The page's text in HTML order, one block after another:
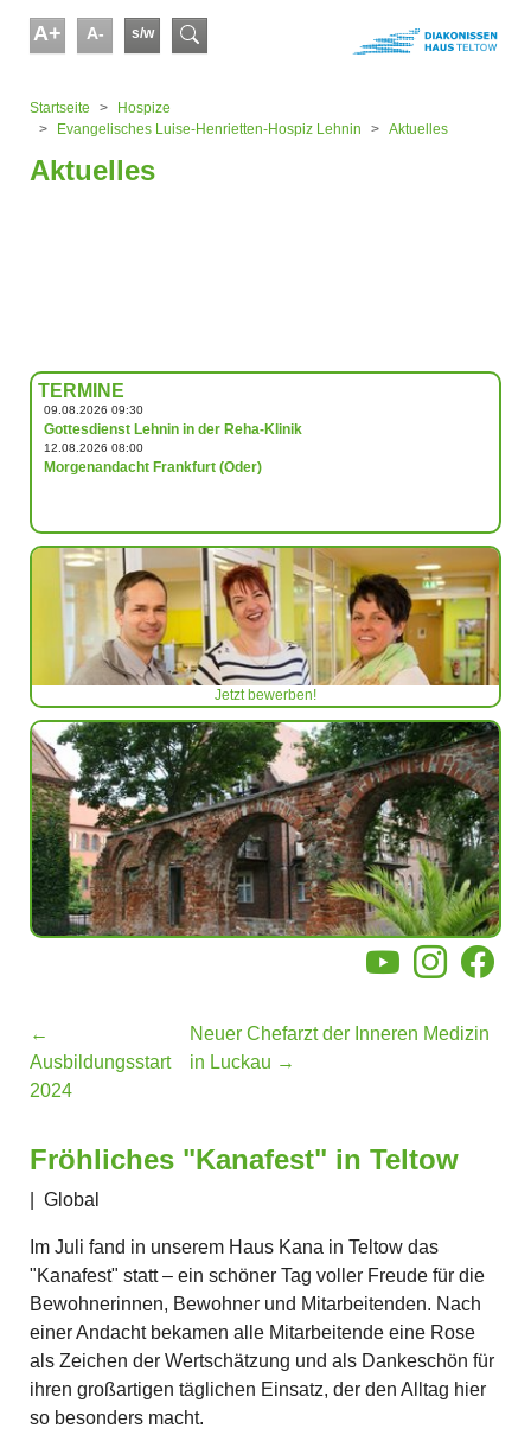
A+ A- s/w Suchformular
Startseite
Hospize
Evangelisches Luise-Henrietten-Hospiz Lehnin
Aktuelles
Aktuelles
TERMINE
09.08.2026 09:30
Gottesdienst Lehnin in der Reha-Klinik
12.08.2026 08:00
Morgenandacht Frankfurt (Oder)
Jetzt bewerben!
YouTubeInstagram
←
Ausbildungsstart
2024
Neuer Chefarzt der Inneren Medizin
in Luckau →
Fröhliches "Kanafest" in Teltow
Global
Im Juli fand in unserem Haus Kana in Teltow das
"Kanafest" statt – ein schöner Tag voller Freude für die
Bewohnerinnen, Bewohner und Mitarbeitenden. Nach
einer Andacht bekamen alle Mitarbeitende eine Rose
als Zeichen der Wertschätzung und als Dankeschön für
ihren großartigen täglichen Einsatz, der den Alltag hier
so besonders macht.